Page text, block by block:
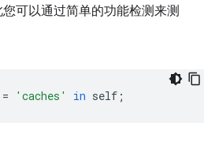
可以通过简单的功能检测来测
= 'caches' in self ;